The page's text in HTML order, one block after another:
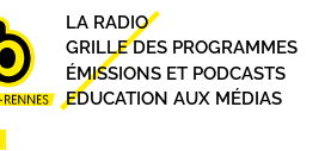
Principal
LA RADIO
GRILLE DES PROGRAMMES
ÉMISSIONS ET PODCASTS
EDUCATION AUX MÉDIAS